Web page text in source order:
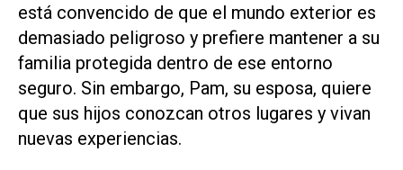
está convencido de que el mundo exterior es
demasiado peligroso y prefiere mantener a su
familia protegida dentro de ese entorno
seguro. Sin embargo, Pam, su esposa, quiere
que sus hijos conozcan otros lugares y vivan
nuevas experiencias.